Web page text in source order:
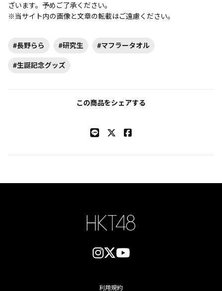
ざいます。予めご了承ください。
※当サイト内の画像と文章の転載はご遠慮ください。
#長野らら #研究生 #マフラータオル
#生誕記念グッズ
この商品をシェアする
利用規約